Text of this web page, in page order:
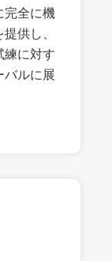
完全に機
供し、
練に対す
バルに展